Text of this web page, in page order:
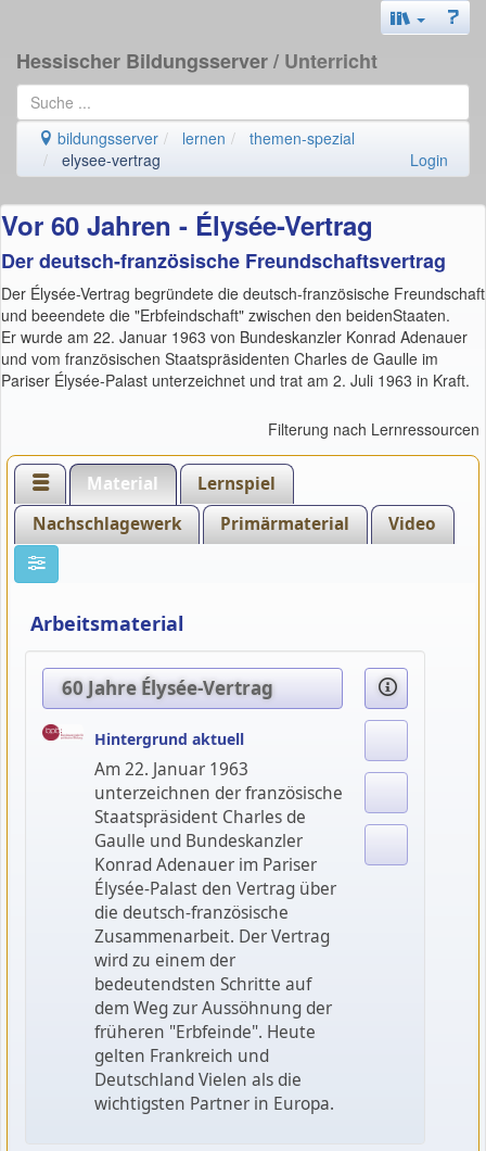
Hessischer Bildungsserver/ Unterricht
bildungsserver lernen
themen-spezial
elysee-vertrag
Login
Vor 60 Jahren - Élysée-Vertrag
Der deutsch-französische Freundschaftsvertrag
Der Élysée-Vertrag begründete die deutsch-französische Freundschaft
und beeendete die "Erbfeindschaft" zwischen den beidenStaaten.
Er wurde am 22. Januar 1963 von Bundeskanzler Konrad Adenauer
und vom französischen Staatspräsidenten Charles de Gaulle im
Pariser Élysée-Palast unterzeichnet und trat am 2. Juli 1963 in Kraft.
Filterung nach Lernressourcen
Material
Lernspiel
Nachschlagewerk
Primärmaterial Video
Arbeitsmaterial
60 Jahre Élysée-Vertrag
Hintergrund aktuell
Am 22. Januar 1963
unterzeichnen der französische
Staatspräsident Charles de
Gaulle und Bundeskanzler
Konrad Adenauer im Pariser
Élysée-Palast den Vertrag über
die deutsch-französische
Zusammenarbeit. Der Vertrag
wird zu einem der
bedeutendsten Schritte auf
dem Weg zur Aussöhnung der
früheren "Erbfeinde". Heute
gelten Frankreich und
Deutschland Vielen als die
wichtigsten Partner in Europa.